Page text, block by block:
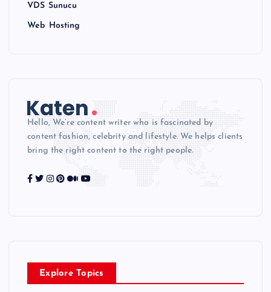
VDS Sunucu
Web Hosting
Hello, We’re content writer who is fascinated by
content fashion, celebrity and lifestyle. We helps clients
bring the right content to the right people.
Explore Topics